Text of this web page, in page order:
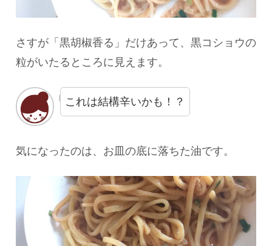
さすが「黒胡椒香る」だけあって、黒コショウの
粒がいたるところに見えます。
これは結構辛いかも！？
気になったのは、お皿の底に落ちた油です。